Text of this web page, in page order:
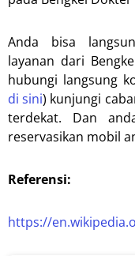
Anda bisa
layanan dari
hubungi langsung
di sini) kunjungi
terdekat. Dan
reservasikan mobil
Referensi:
https://